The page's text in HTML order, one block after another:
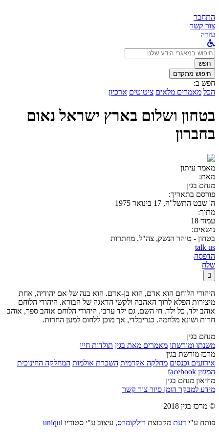
התחבר
צור קשר
עזרה
לחפש
ב:חפש
חיפוש מתקדם
חפש ב:
הכל מאמרים מלאים ציטוטים ארכיון
בטחון ושלום בארץ ישראל נאום
בחברון
מאמר עיתון
מאת:
מנחם בגין
פורסם בתאריך:
ה' שבט התשל"ה, 17 בינואר 1975
מתוך:
עמוד 18
נושאים:
בטחון - טוהר הנשק, צה"ל. מחתרות
talk us
הדפסה
שלח

היהודי הלוחם הוא אדם, הוא בן-אדם. הוא בנה של אם יהודיה, אחת
מיצירות הפלא לרוך האהבה ולקשי הדאגה של הבורא. היהודי הלוחם
אוהב ילד, כל ילד. חי השם, גם ילד ערבי. היהודי הלוחם אוהב ספר, אוהב
חרות ושונא מלחמה. כגריבלדי, אך מוכן ללחום למען החרות.
מנחם בגין
משנתו ומורשתו מאמרים מאת בגין תולדות חייו
מרכז מורשת בגין
אירועים וכנסים מחלקה אקדמית השכרת אולמות המחלקה החינוכית
המגזין facebook
מוזיאון מנחם בגין
מידע למבקר הזמן סיור צור קשר
© מרכז בגין 2018
פותח ע"י דעת מקבוצת רילקומרס, עיצוב ע"י סטודיו uniqui